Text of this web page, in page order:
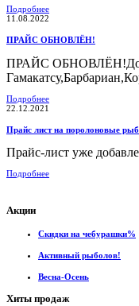
Подробнее
11.08.2022
ПРАЙС ОБНОВЛЁН!
ПРАЙС
Подробнее
22.12.2021
Прайс лист на поролоновые
Прайс-лист уже
Подробнее
Акции
Скидки на чебурашки%
Активный рыболов!
Весна-Осень
Хиты продаж